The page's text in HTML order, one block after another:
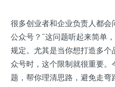
很多创业者和企业负责人都会
公众号？”这问题听起来简单
规定。尤其是当你想打造多
众号时，这个限制就很重要
题，帮你理清思路，避免走弯